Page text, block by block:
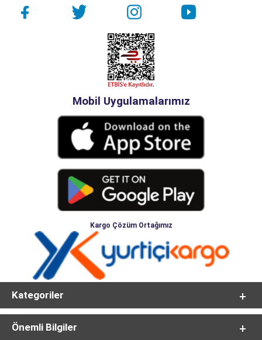
Mobil Uygulamalarımız
Kargo Çözüm Ortağımız
Kategoriler
Önemli Bilgiler